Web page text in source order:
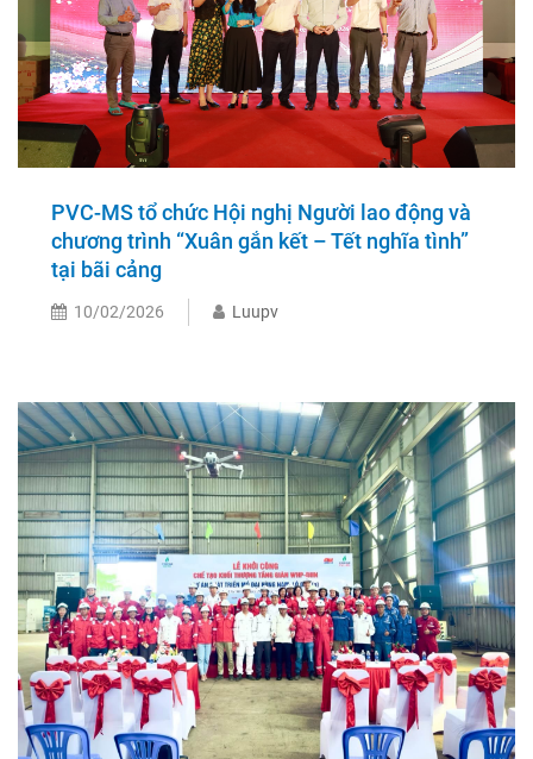
PVC-MS tổ chức Hội nghị Người lao động và
chương trình “Xuân gắn kết – Tết nghĩa tình”
tại bãi cảng
10/02/2026 Luupv